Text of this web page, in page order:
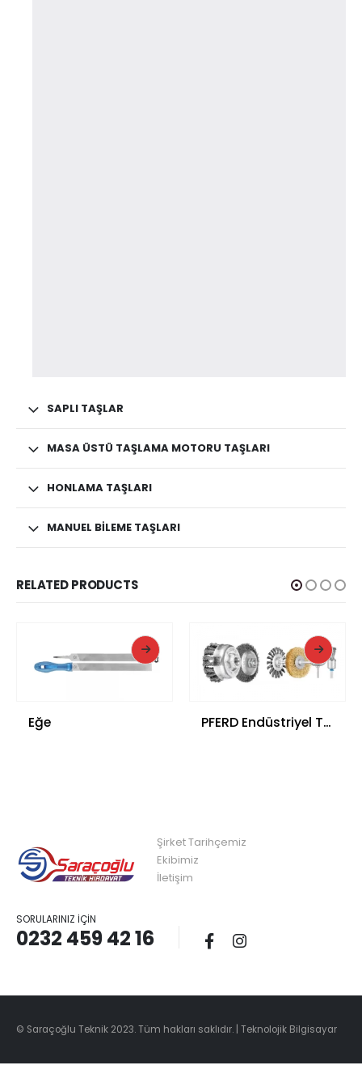
SAPLI TAŞLAR
MASA ÜSTÜ TAŞLAMA MOTORU TAŞLARI
HONLAMA TAŞLARI
MANUEL BILEME TAŞLARI
RELATED PRODUCTS
Eğe PFERD Endüstriyel Tel Fırçalar
Şirket Tarihçemiz
Ekibimiz
İletişim
SORULARINIZ İÇIN
0232 459 42 16
© Saraçoğlu Teknik 2023. Tüm hakları saklıdır. | Teknolojik Bilgisayar